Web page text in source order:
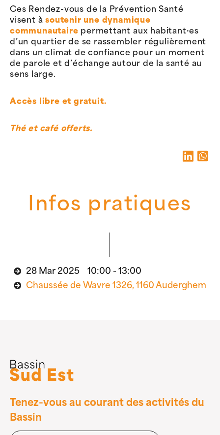
Ces Rendez-vous de la Prévention Santé
visent àsoutenir une dynamique
communautaire permettant aux habitant·es
d’un quartier de se rassembler régulièrement
dans un climat de confiance pour un moment
de parole et d’échange autour de la santé au
sens large.
Accès libre et gratuit.
Thé et café offerts.
Infos pratiques
28 Mar 2025 10:00 - 13:00
Chaussée de Wavre 1326, 1160 Auderghem
Tenez-vous au courant des activités du
Bassin